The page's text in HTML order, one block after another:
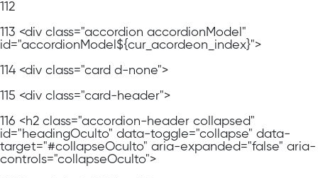
112
113 <div class="accordion accordionModel"
id="accordionModel${cur_acordeon_index}">
114 <div class="card d-none">
115 <div class="card-header">
116 <h2 class="accordion-header collapsed"
id="headingOculto" data-toggle="collapse" data-
target="#collapseOculto" aria-expanded="false" aria-
controls="collapseOculto">